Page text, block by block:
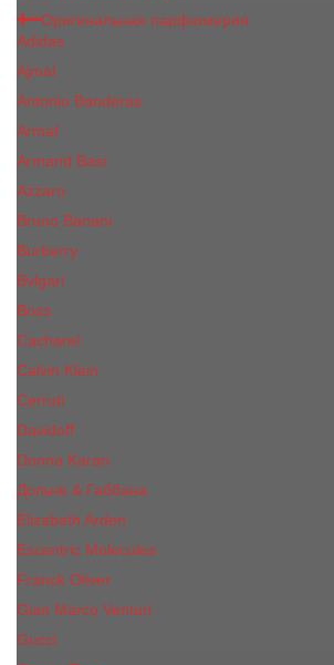
Оригинальная парфюмерия
Adidas
Ajmal
Antonio Banderas
Armaf
Armand Basi
Azzaro
Bruno Banani
Burberry
Bvlgari
Boss
Cacharel
Calvin Klein
Cerruti
Davidoff
Donna Karan
Дольче & Габбана
Elizabeth Arden
Escentric Molecules
Franck Oliver
Gian Marco Venturi
Gucci